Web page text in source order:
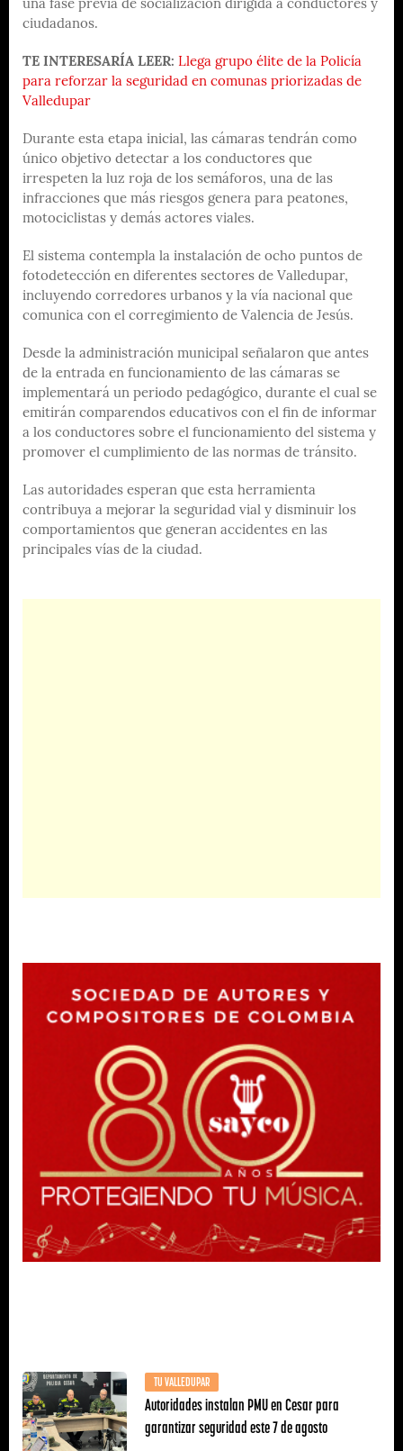
una fase previa de socialización dirigida a conductores y
ciudadanos.
TE INTERESARÍA LEER: Llega grupo élite de la Policía
para reforzar la seguridad en comunas priorizadas de
Valledupar
Durante esta etapa inicial, las cámaras tendrán como
único objetivo detectar a los conductores que
irrespeten la luz roja de los semáforos, una de las
infracciones que más riesgos genera para peatones,
motociclistas y demás actores viales.
El sistema contempla la instalación de ocho puntos de
fotodetección en diferentes sectores de Valledupar,
incluyendo corredores urbanos y la vía nacional que
comunica con el corregimiento de Valencia de Jesús.
Desde la administración municipal señalaron que antes
de la entrada en funcionamiento de las cámaras se
implementará un periodo pedagógico, durante el cual se
emitirán comparendos educativos con el fin de informar
a los conductores sobre el funcionamiento del sistema y
promover el cumplimiento de las normas de tránsito.
Las autoridades esperan que esta herramienta
contribuya a mejorar la seguridad vial y disminuir los
comportamientos que generan accidentes en las
principales vías de la ciudad.
TU VALLEDUPAR
Autoridades instalan PMU en Cesar para
garantizar seguridad este 7 de agosto